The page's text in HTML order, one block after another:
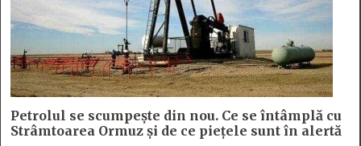
Petrolul se scumpește din nou. Ce se întâmplă cu
Strâmtoarea Ormuz și de ce piețele sunt în alertă